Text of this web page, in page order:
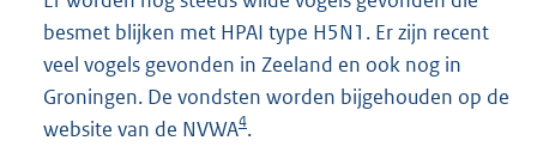
besmet blijken met HPAI type H5N1. Er zijn recent
veel vogels gevonden in Zeeland en ook nog in
Groningen. De vondsten worden bijgehouden op de
website van de NVWA4.